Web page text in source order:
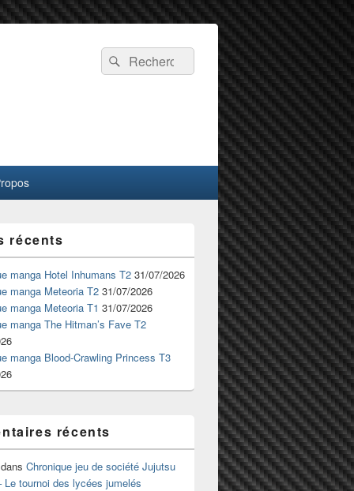
Recherche :
Rechercher
récents
manga Hotel Inhumans T2 31/07/2026
manga Meteoria T2 31/07/2026
manga Meteoria T1 31/07/2026
manga The Hitman’s Fave T2
manga Blood-Crawling Princess T3
récents
dans Chronique jeu de société Jujutsu
Le tournoi des lycées jumelés